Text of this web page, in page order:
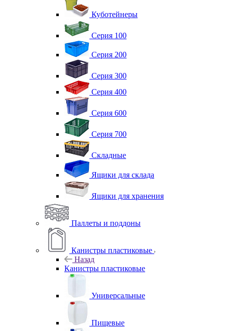
Куботейнеры
Серия 100
Серия 200
Серия 300
Серия 400
Серия 600
Серия 700
Складные
Ящики для склада
Ящики для хранения
Паллеты и поддоны
Канистры пластиковые
Назад
Канистры пластиковые
Универсальные
Пищевые